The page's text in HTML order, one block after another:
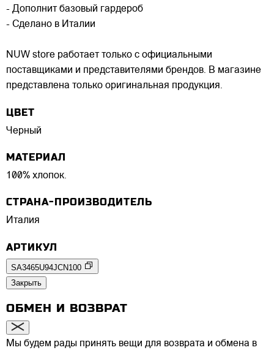
- Дополнит базовый гардероб
- Сделано в Италии
NUW store работает только с официальными
поставщиками и представителями брендов. В магазине
представлена только оригинальная продукция.
ЦВЕТ
Черный
МАТЕРИАЛ
100% хлопок.
СТРАНА-ПРОИЗВОДИТЕЛЬ
Италия
АРТИКУЛ
SA3465U94JCN100
Закрыть
ОБМЕН И ВОЗВРАТ
Мы будем рады принять вещи для возврата и обмена в